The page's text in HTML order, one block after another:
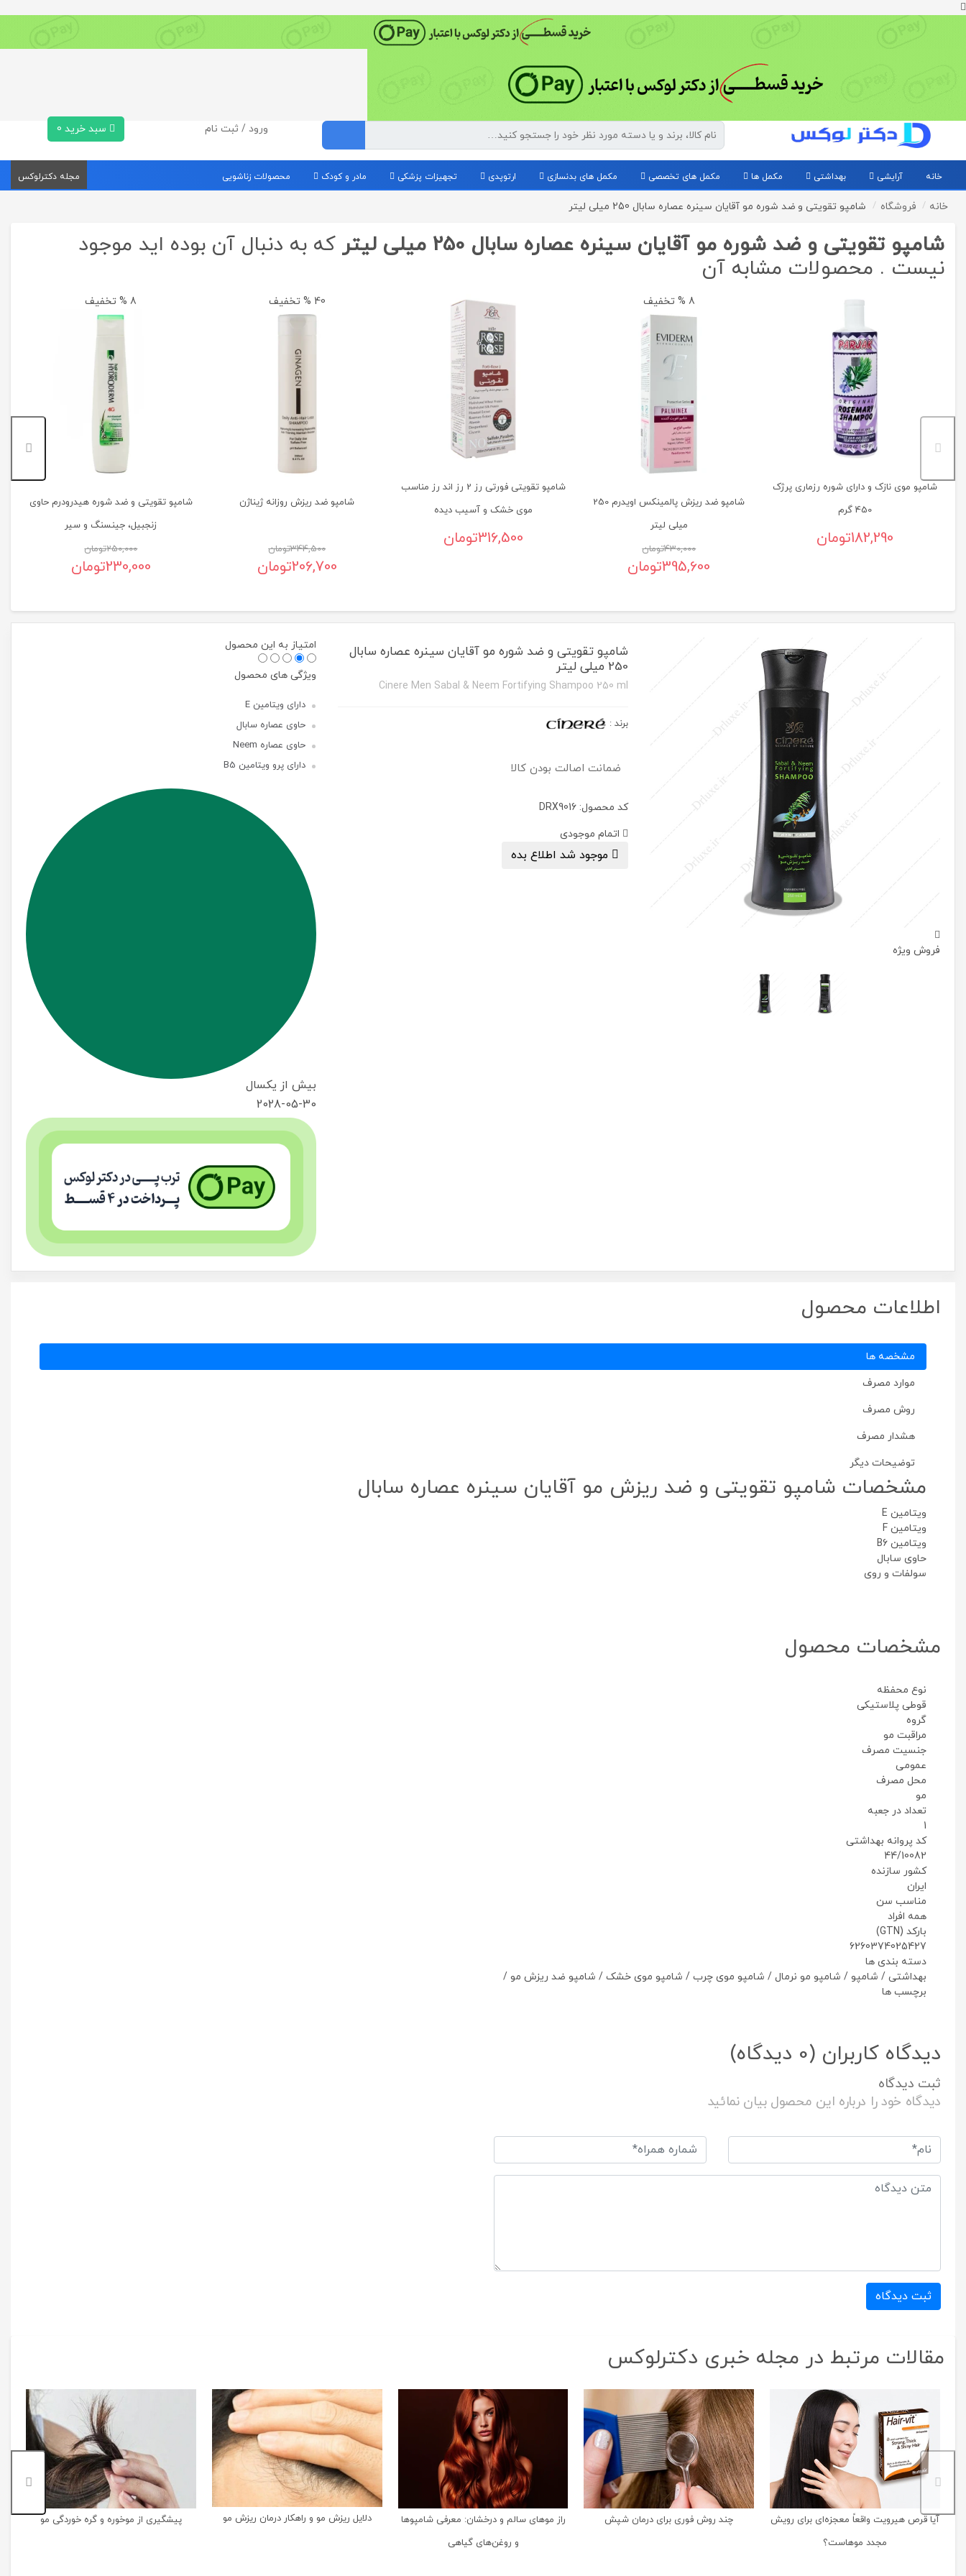
ورود / ثبت نام سبد خرید 0
خانه آرایشی بهداشتی مکمل ها مکمل های تخصصی مکمل های بدنسازی ارتوپدی تجهیزات پزشکی مادر و کودک محصولات زناشویی مجله دکترلوکس
خانه فروشگاه شامپو تقویتی و ضد شوره مو آقایان سینره عصاره سابال 250 میلی لیتر
شامپو تقویتی و ضد شوره مو آقایان سینره عصاره سابال 250 میلی لیتر
که به دنبال آن بوده اید موجود
نیست . محصولات مشابه آن
شامپو موی نازک و دارای شوره رزماری پرژک
450 گرم
182,290تومان
8 % تخفیف
شامپو ضد ریزش پالمینکس اویدرم 250
میلی لیتر
430,000تومان
395,600تومان
شامپو تقویتی فورتی رز 2 رز اند رز مناسب
موی خشک و آسیب دیده
316,500تومان
40 % تخفیف
شامپو ضد ریزش روزانه ژیناژن
344,500تومان
206,700تومان
8 % تخفیف
شامپو تقویتی و ضد شوره هیدرودرم حاوی
زنجبیل، جینسنگ و سیر
250,000تومان
230,000تومان
فروش ویژه
شامپو تقویتی و ضد شوره مو آقایان سینره عصاره سابال
250 میلی لیتر
Cinere Men Sabal & Neem Fortifying Shampoo 250 ml
برند :
ضمانت اصالت بودن کالا
کد محصول: DRX9016
اتمام موجودی
موجود شد اطلاع بده
امتیاز به این محصول
ویژگی های محصول
دارای ویتامین E
حاوی عصاره سابال
حاوی عصاره Neem
دارای پرو ویتامین B5
بیش از یکسال
2028-05-30
اطلاعات محصول
مشخصه ها
موارد مصرف
روش مصرف
هشدار مصرف
توضیحات دیگر
مشخصات شامپو تقویتی و ضد ریزش مو آقایان سینره عصاره سابال
ویتامین E
ویتامین F
ویتامین B6
حاوی سابال
سولفات و روی
مشخصات محصول
نوع محفظه
قوطی پلاستیکی
گروه
مراقبت مو
جنسیت مصرف
عمومی
محل مصرف
مو
تعداد در جعبه
1
کد پروانه بهداشتی
44/10082
کشور سازنده
ایران
مناسب سن
همه افراد
بارکد (GTN)
6260374025427
دسته بندی ها
بهداشتی / شامپو / شامپو مو نرمال / شامپو موی چرب / شامپو موی خشک / شامپو ضد ریزش مو /
برچسب ها
دیدگاه کاربران (0 دیدگاه)
ثبت دیدگاه
دیدگاه خود را درباره این محصول بیان نمائید
ثبت دیدگاه
مقالات مرتبط در مجله خبری دکترلوکس
آیا قرص هیرویت واقعاً معجزه‌ای برای رویش
مجدد موهاست؟
چند روش فوری برای درمان شپش
راز موهای سالم و درخشان: معرفی شامپوها
و روغن‌های گیاهی
دلایل ریزش مو و راهکار درمان ریزش مو پیشگیری از موخوره و گره خوردگی مو